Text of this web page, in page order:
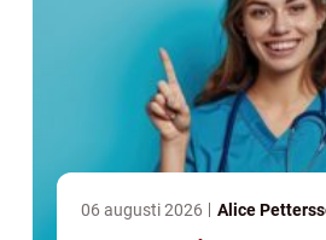
06 augusti 2026 Alice